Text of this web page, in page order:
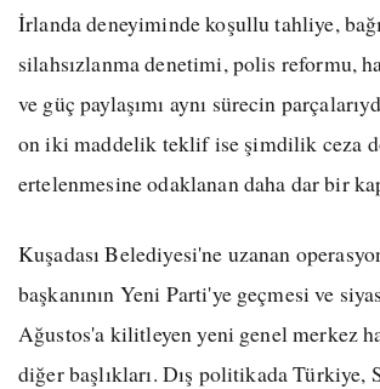
İrlanda deneyiminde koşullu tahliye,
silahsızlanma denetimi, polis reformu,
ve güç paylaşımı aynı sürecin
on iki maddelik teklif ise şimdilik ceza
ertelenmesine odaklanan daha dar bir
Kuşadası Belediyesi'ne uzanan
başkanının Yeni Parti'ye geçmesi ve
Ağustos'a kilitleyen yeni genel merkez
diğer başlıkları. Dış politikada Türkiye,